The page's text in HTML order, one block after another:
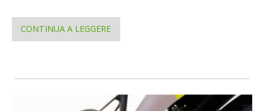
CONTINUA A LEGGERE